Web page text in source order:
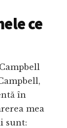
ce
în
mea
sunt: